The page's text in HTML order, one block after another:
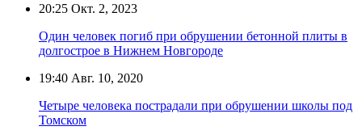
20:25 Окт. 2, 2023
Один человек погиб при обрушении бетонной плиты в
долгострое в Нижнем Новгороде
19:40 Авг. 10, 2020
Четыре человека пострадали при обрушении школы под
Томском